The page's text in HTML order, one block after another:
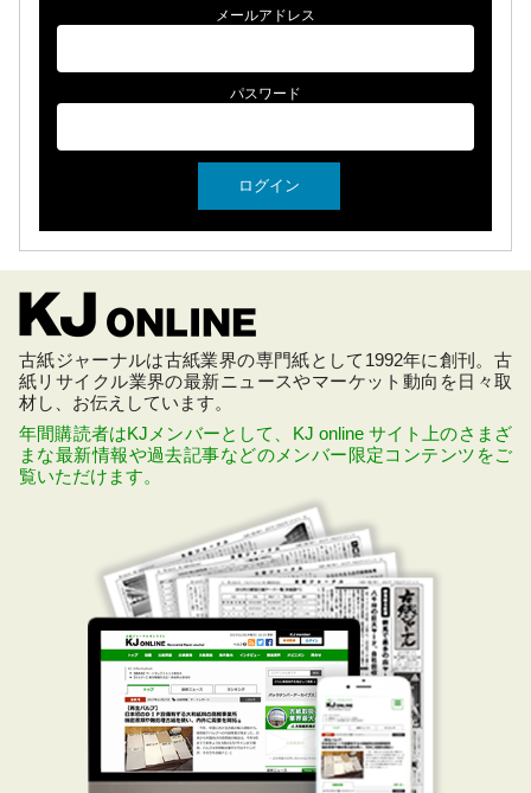
メールアドレス
パスワード
古紙ジャーナルは古紙業界の専門紙として1992年に創刊。古
紙リサイクル業界の最新ニュースやマーケット動向を日々取
材し、お伝えしています。
年間購読者はKJメンバーとして、KJ online サイト上のさまざ
まな最新情報や過去記事などのメンバー限定コンテンツをご
覧いただけます。